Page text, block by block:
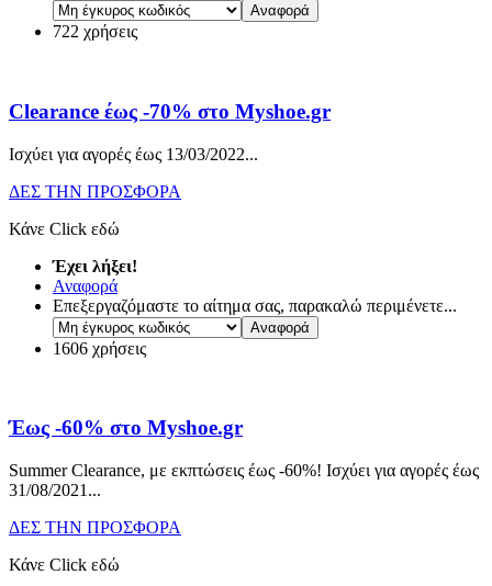
722 χρήσεις
Clearance έως -70% στο Myshoe.gr
Ισχύει για αγορές έως 13/03/2022...
ΔΕΣ ΤΗΝ ΠΡΟΣΦΟΡΑ
Κάνε Click εδώ
Έχει λήξει!
Αναφορά
Επεξεργαζόμαστε το αίτημα σας, παρακαλώ περιμένετε...
1606 χρήσεις
Έως -60% στο Myshoe.gr
Summer Clearance, με εκπτώσεις έως -60%! Ισχύει για αγορές έως
31/08/2021...
ΔΕΣ ΤΗΝ ΠΡΟΣΦΟΡΑ
Κάνε Click εδώ